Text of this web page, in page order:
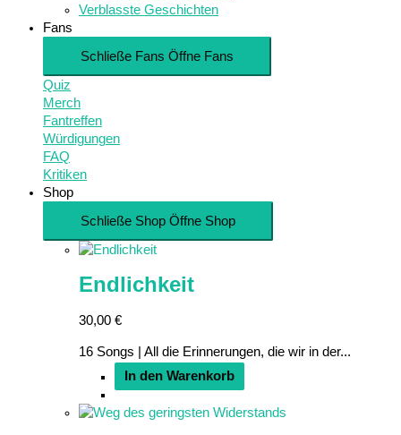
Verblasste Geschichten
Fans
Schließe Fans Öffne Fans
Quiz
Merch
Fantreffen
Würdigungen
FAQ
Kritiken
Shop
Schließe Shop Öffne Shop
Endlichkeit
30,00 €
16 Songs | All die Erinnerungen, die wir in der...
In den Warenkorb